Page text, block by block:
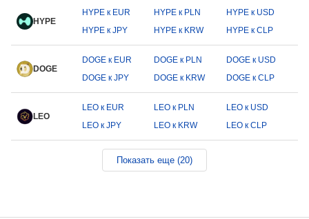
HYPE
HYPE к EUR HYPE к PLN
HYPE к USD
HYPE к JPY
HYPE к KRW HYPE к CLP
DOGE
DOGE к EUR DOGE к PLN
DOGE к USD
DOGE к JPY
DOGE к KRW DOGE к CLP
LEO
LEO к EUR LEO к PLN
LEO к USD
LEO к JPY
LEO к KRW LEO к CLP
Показать еще (20)